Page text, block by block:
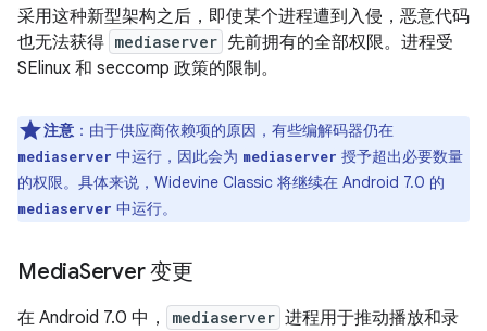
采用这种新型架构之后，即使某个进程遭到入侵，恶意代码
也无法获得 mediaserver 先前拥有的全部权限。进程受
SElinux 和 seccomp 政策的限制。
注意 ：由于供应商依赖项的原因，有些编解码器仍在
mediaserver 中运行，因此会为 mediaserver 授予超出必要数量
的权限。具体来说，Widevine Classic 将继续在 Android 7.0 的
mediaserver 中运行。
MediaServer 变更
在 Android 7.0 中， mediaserver 进程用于推动播放和录